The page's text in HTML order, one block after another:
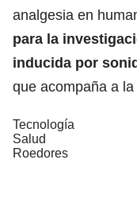
analgesia en
para la
inducida por
que acompaña a
Tecnología
Salud
Roedores